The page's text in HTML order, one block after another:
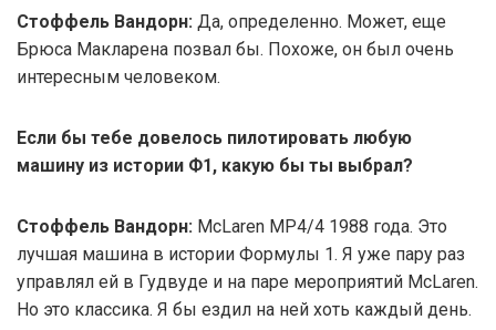
Стоффель Вандорн: Да, определенно. Может, еще
Брюса Макларена позвал бы. Похоже, он был очень
интересным человеком.
Если бы тебе довелось пилотировать любую
машину из истории Ф1, какую бы ты выбрал?
Стоффель Вандорн: McLaren MP4/4 1988 года. Это
лучшая машина в истории Формулы 1. Я уже пару раз
управлял ей в Гудвуде и на паре мероприятий McLaren.
Но это классика. Я бы ездил на ней хоть каждый день.